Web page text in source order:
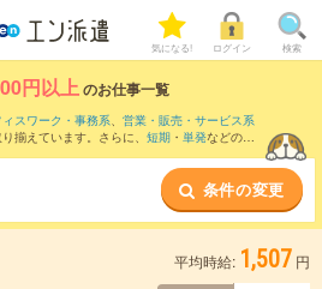
気になる! ログイン 検索
円以上のお仕事一覧
ィスワーク・事務系、 営業・販売・サービス系
揃えています。さらに、 短期 ・ 単発などの期
こちら
上の求人のみを掲載しています。
条件の変更
平均時給: 1,507 円